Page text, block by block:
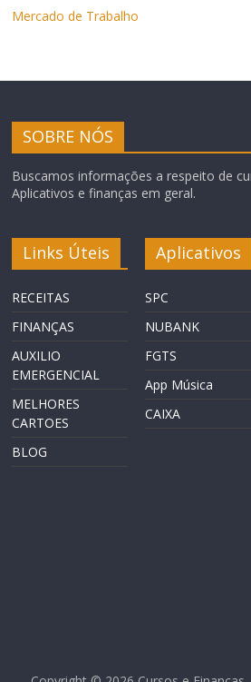
Mercado de Trabalho
SOBRE NÓS
Buscamos informações a respeito de
Aplicativos e finanças em geral.
Links Úteis
RECEITAS
FINANÇAS
AUXILIO
EMERGENCIAL
MELHORES
CARTOES
BLOG
Aplicativos
SPC
NUBANK
FGTS
App Música
CAIXA